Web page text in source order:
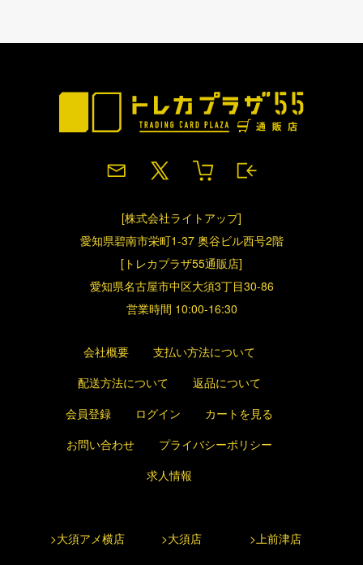
[株式会社ライトアップ]
愛知県碧南市栄町1-37 奥谷ビル西号2階
[トレカプラザ55通販店]
愛知県名古屋市中区大須3丁目30-86
営業時間 10:00-16:30
会社概要
支払い方法について
配送方法について
返品について
会員登録
ログイン
カートを見る
お問い合わせ
プライバシーポリシー
求人情報
>大須アメ横店 >大須店 >上前津店